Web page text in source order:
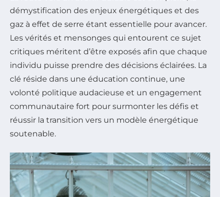
démystification des enjeux énergétiques et des
gaz à effet de serre étant essentielle pour avancer.
Les vérités et mensonges qui entourent ce sujet
critiques méritent d’être exposés afin que chaque
individu puisse prendre des décisions éclairées. La
clé réside dans une éducation continue, une
volonté politique audacieuse et un engagement
communautaire fort pour surmonter les défis et
réussir la transition vers un modèle énergétique
soutenable.